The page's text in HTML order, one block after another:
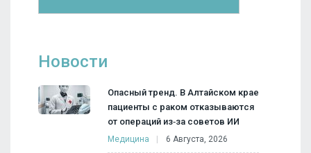
Новости
Опасный тренд. В Алтайском крае
пациенты с раком отказываются
от операций из‑за советов ИИ
Медицина 6 Августа, 2026